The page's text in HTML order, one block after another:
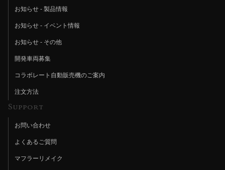
お知らせ - 製品情報
お知らせ - イベント情報
お知らせ - その他
開発車両募集
コラボレート自動販売機のご案内
注文方法
Support
お問い合わせ
よくあるご質問
マフラーリメイク